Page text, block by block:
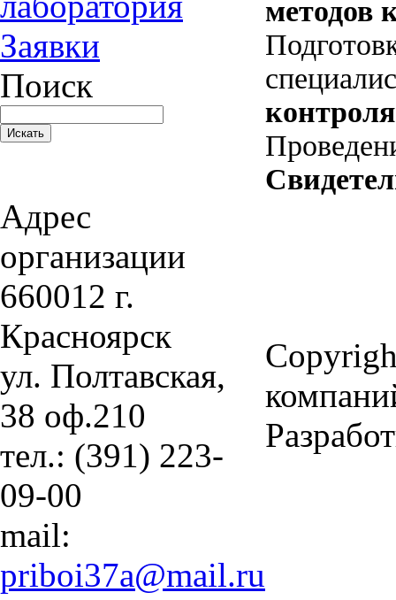
Заявки
Поиск
методов
контроля
Адрес
организации
660012 г.
Красноярск
ул. Полтавская,
38 оф.210
тел.: (391) 223-
09-00
mail:
priboi37a@mail.ru